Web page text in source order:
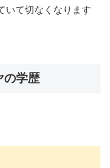
いて切なくなります
の学歴